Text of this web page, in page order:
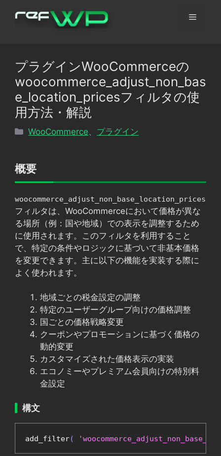
メ
ー
プラグインWooCommerceの
woocommerce_adjust_non_bas
e_location_pricesフィルタの使
用方法・解説
カ
リ
WooCommerce プラグイン
概要
woocommerce_adjust_non_base_location_prices
フィルタは、WooCommerceにおいて価格が異な
る場所（例：国や地域）での表示を調整するため
に使用されます。このフィルタを利用すること
で、特定の条件やロジックに基づいて非基本価格
を変更できます。主に以下の機能を実装する際に
よく使われます。
地域ごとの税金設定の調整
特定のユーザーグループ向けの価格調整
国ごとの価格戦略変更
クーポンやプロモーションに基づく価格の
動的変更
カスタマイズされた価格表示の実装
エコノミーやプレミアム会員向けの特別料
金設定
構文
add_filter(